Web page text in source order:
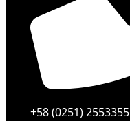
+58 (0251) 2553355